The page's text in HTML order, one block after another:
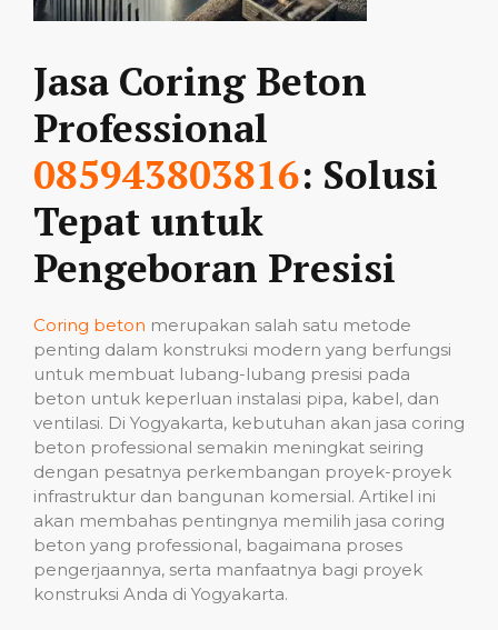
Jasa Coring Beton
Professional
085943803816: Solusi
Tepat untuk
Pengeboran Presisi
Coring beton merupakan salah satu metode
penting dalam konstruksi modern yang berfungsi
untuk membuat lubang-lubang presisi pada
beton untuk keperluan instalasi pipa, kabel, dan
ventilasi. Di Yogyakarta, kebutuhan akan jasa coring
beton professional semakin meningkat seiring
dengan pesatnya perkembangan proyek-proyek
infrastruktur dan bangunan komersial. Artikel ini
akan membahas pentingnya memilih jasa coring
beton yang professional, bagaimana proses
pengerjaannya, serta manfaatnya bagi proyek
konstruksi Anda di Yogyakarta.